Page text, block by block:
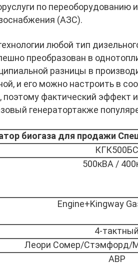
услуги по переоборудованию
(АЗС).
любой тип
преобразован в
разницы в
и его можно настроить в
фактический эффект
генератортакже
биогаза для продажи
КГК500БС
500кВА /
Engine+Kingway
4-
Леори Сомер/Стэмфорд/
АВР